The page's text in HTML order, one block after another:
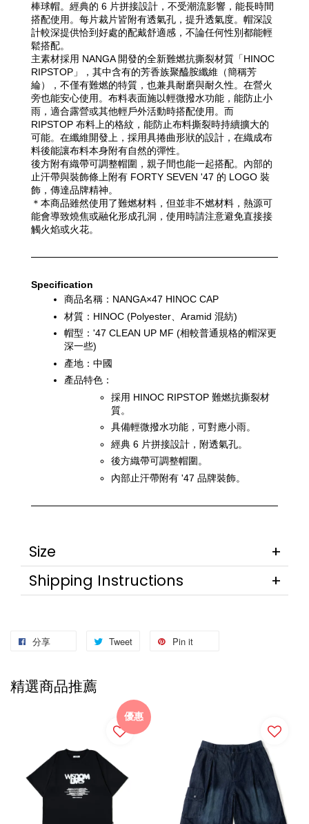
棒球帽。經典的 6 片拼接設計，不受潮流影響，能長時間
搭配使用。每片裁片皆附有透氣孔，提升透氣度。帽深設
計較深提供恰到好處的配戴舒適感，不論任何性別都能輕
鬆搭配。
主素材採用 NANGA 開發的全新難燃抗撕裂材質「HINOC
RIPSTOP」，其中含有的芳香族聚醯胺纖維（簡稱芳
綸），不僅有難燃的特質，也兼具耐磨與耐久性。在營火
旁也能安心使用。布料表面施以輕微撥水功能，能防止小
雨，適合露營或其他輕戶外活動時搭配使用。而
RIPSTOP 布料上的格紋，能防止布料撕裂時持續擴大的
可能。在纖維開發上，採用具捲曲形狀的設計，在織成布
料後能讓布料本身附有自然的彈性。
後方附有織帶可調整帽圍，親子間也能一起搭配。內部的
止汗帶與裝飾條上附有 FORTY SEVEN '47 的 LOGO 裝
飾，傳達品牌精神。
＊本商品雖然使用了難燃材料，但並非不燃材料，熱源可
能會導致燒焦或融化形成孔洞，使用時請注意避免直接接
觸火焰或火花。
Specification
商品名稱：NANGA×47 HINOC CAP
材質：HINOC (Polyester、Aramid 混紡)
帽型：'47 CLEAN UP MF (相較普通規格的帽深更
深一些)
產地：中國
產品特色：
採用 HINOC RIPSTOP 難燃抗撕裂材
質。
具備輕微撥水功能，可對應小雨。
經典 6 片拼接設計，附透氣孔。
後方織帶可調整帽圍。
內部止汗帶附有 '47 品牌裝飾。
Size
Shipping Instructions
分享 Tweet Pin it
精選商品推薦
優惠